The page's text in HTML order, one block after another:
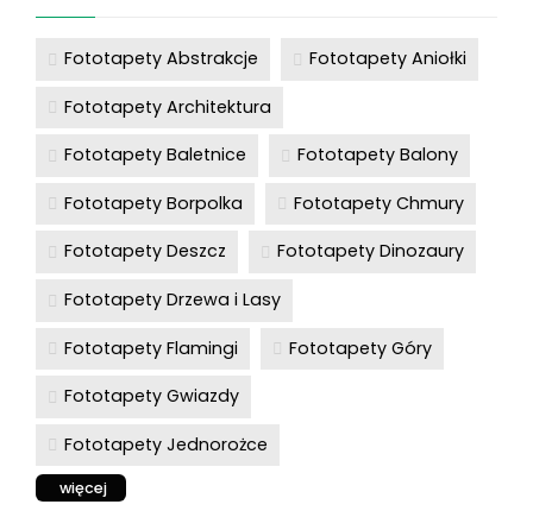
Fototapety Abstrakcje Fototapety Aniołki
Fototapety Architektura
Fototapety Baletnice Fototapety Balony
Fototapety Borpolka Fototapety Chmury
Fototapety Deszcz Fototapety Dinozaury
Fototapety Drzewa i Lasy
Fototapety Flamingi Fototapety Góry
Fototapety Gwiazdy
Fototapety Jednorożce
więcej